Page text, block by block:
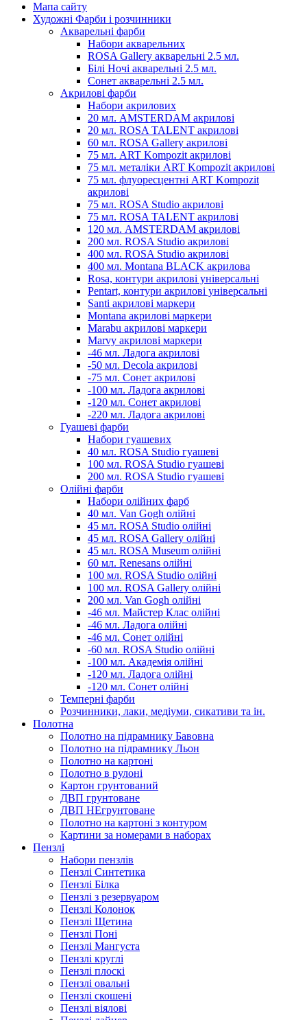
Мапа сайту
Художні Фарби і розчинники
Акварельні фарби
Набори акварельних
ROSA Gallery акварельні 2.5 мл.
Білі Ночі акварельні 2.5 мл.
Сонет акварельні 2.5 мл.
Акрилові фарби
Набори акрилових
20 мл. AMSTERDAM акрилові
20 мл. ROSA TALENT акрилові
60 мл. ROSA Gallery акрилові
75 мл. ART Kompozit акрилові
75 мл. металіки ART Kompozit акрилові
75 мл. флуоресцентні ART Kompozit
акрилові
75 мл. ROSA Studio акрилові
75 мл. ROSA TALENT акрилові
120 мл. AMSTERDAM акрилові
200 мл. ROSA Studio акрилові
400 мл. ROSA Studio акрилові
400 мл. Montana BLACK акрилова
Rosa, контури акрилові універсальні
Pentart, контури акрилові універсальні
Santi акрилові маркери
Montana акрилові маркери
Marabu акрилові маркери
Marvy акрилові маркери
-46 мл. Ладога акрилові
-50 мл. Decola акрилові
-75 мл. Сонет акрилові
-100 мл. Ладога акрилові
-120 мл. Сонет акрилові
-220 мл. Ладога акрилові
Гуашеві фарби
Набори гуашевих
40 мл. ROSA Studio гуашеві
100 мл. ROSA Studio гуашеві
200 мл. ROSA Studio гуашеві
Олійні фарби
Набори олійних фарб
40 мл. Van Gogh олійні
45 мл. ROSA Studio олійні
45 мл. ROSA Gallery олійні
45 мл. ROSA Museum олійні
60 мл. Renesans олійні
100 мл. ROSA Studio олійні
100 мл. ROSA Gallery олійні
200 мл. Van Gogh олійні
-46 мл. Майстер Клас олійні
-46 мл. Ладога олійні
-46 мл. Сонет олійні
-60 мл. ROSA Studio олійні
-100 мл. Академія олійні
-120 мл. Ладога олійні
-120 мл. Сонет олійні
Темперні фарби
Розчинники, лаки, медіуми, сикативи та ін.
Полотна
Полотно на підрамнику Бавовна
Полотно на підрамнику Льон
Полотно на картоні
Полотно в рулоні
Картон грунтований
ДВП грунтоване
ДВП НЕгрунтоване
Полотно на картоні з контуром
Картини за номерами в наборах
Пензлі
Набори пензлів
Пензлі Синтетика
Пензлі Білка
Пензлі з резервуаром
Пензлі Колонок
Пензлі Щетина
Пензлі Поні
Пензлі Мангуста
Пензлі круглі
Пензлі плоскі
Пензлі овальні
Пензлі скошені
Пензлі віялові